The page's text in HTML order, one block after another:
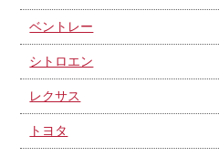
ベントレー
シトロエン
レクサス
トヨタ